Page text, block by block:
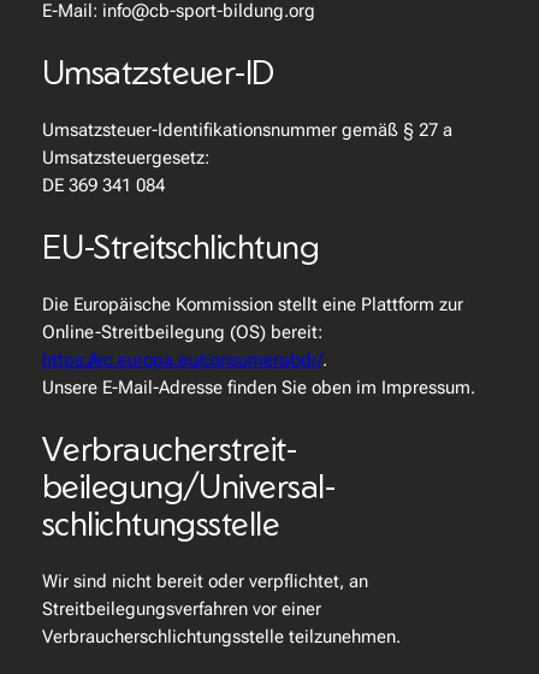
E-Mail: info@cb-sport-bildung.org
Umsatzsteuer-ID
Umsatzsteuer-Identifikationsnummer gemäß § 27 a
Umsatzsteuergesetz:
DE 369 341 084
EU-Streitschlichtung
Die Europäische Kommission stellt eine Plattform zur
Online-Streitbeilegung (OS) bereit:
https://ec.europa.eu/consumers/odr/.
Unsere E-Mail-Adresse finden Sie oben im Impressum.
Verbraucher­streit­
beilegung/Universal­
schlichtungs­stelle
Wir sind nicht bereit oder verpflichtet, an
Streitbeilegungsverfahren vor einer
Verbraucherschlichtungsstelle teilzunehmen.